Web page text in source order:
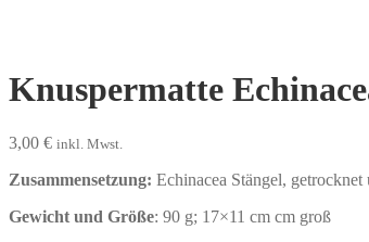
Knuspermatte
3,00 € inkl. Mwst.
Zusammensetzung: Echinacea Stängel, getrocknet
Gewicht und Größe: 90 g; 17×11 cm cm groß